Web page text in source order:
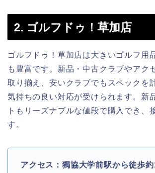
2. ゴルフドゥ！草加店
ゴルフドゥ！草加店は大きいゴルフ用
も豊富です。新品・中古クラブやアク
取り揃え、安いクラブでもスペックを
気持ちの良い対応が受けられます。新
トもリーズナブルな値段で購入でき、
す。
アクセス：獨協大学前駅から徒歩